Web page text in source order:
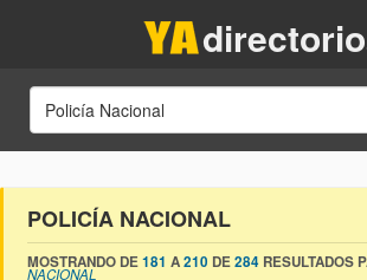
directorio
POLICÍA NACIONAL
MOSTRANDO DE181 A210 DE284 RESULTADOS
NACIONAL